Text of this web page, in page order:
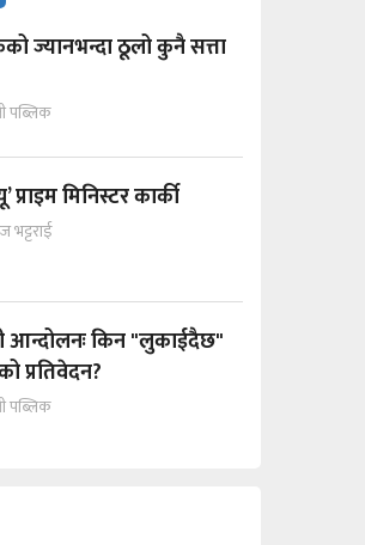
ज्यानभन्दा ठूलो कुनै सत्ता
पब्लिक
प्राइम मिनिस्टर कार्की
भट्टराई
आन्दोलनः किन "लुकाईदैछ"
प्रतिवेदन?
पब्लिक